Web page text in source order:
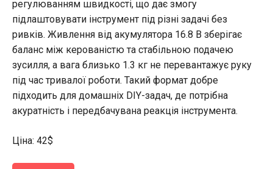
регулюванням швидкості, що дає змогу
підлаштовувати інструмент під різні задачі без
ривків. Живлення від акумулятора 16.8 В зберігає
баланс між керованістю та стабільною подачею
зусилля, а вага близько 1.3 кг не перевантажує руку
під час тривалої роботи. Такий формат добре
підходить для домашніх DIY-задач, де потрібна
акуратність і передбачувана реакція інструмента.
Ціна: 42$